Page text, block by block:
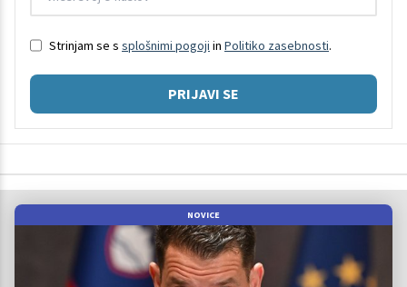
Strinjam se s splošnimi pogoji in Politiko zasebnosti.
PRIJAVI SE
NOVICE